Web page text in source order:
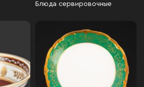
Блюда сервировочные